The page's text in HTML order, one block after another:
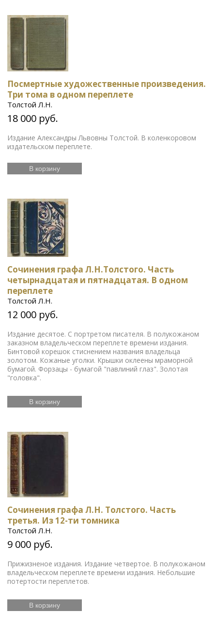
Посмертные художественные произведения.
Три тома в одном переплете
Толстой Л.Н.
18 000 руб.
Издание Александры Львовны Толстой. В коленкоровом
издательском переплете.
В корзину
Сочинения графа Л.Н.Толстого. Часть
четырнадцатая и пятнадцатая. В одном
переплете
Толстой Л.Н.
12 000 руб.
Издание десятое. С портретом писателя. В полукожаном
заказном владельческом переплете времени издания.
Бинтовой корешок стиснением названия владельца
золотом. Кожаные уголки. Крышки оклеены мраморной
бумагой. Форзацы - бумагой "павлиний глаз". Золотая
"головка".
В корзину
Сочинения графа Л.Н. Толстого. Часть
третья. Из 12-ти томника
Толстой Л.Н.
9 000 руб.
Прижизненое издания. Издание четвертое. В полукожаном
владельческом переплете времени издания. Небольшие
потертости переплетов.
В корзину